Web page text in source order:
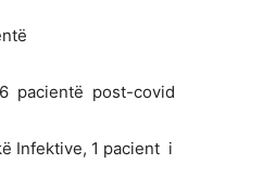
pacientë post-covid
Infektive, 1 pacient i